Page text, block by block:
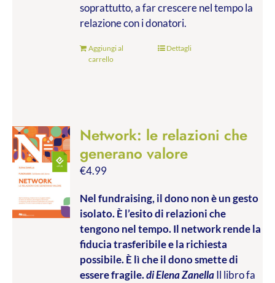
soprattutto, a far crescere nel tempo la
relazione con i donatori.
Aggiungi al
carrello
Dettagli
Network: le relazioni che
generano valore
€4.99
Nel fundraising, il dono non è un gesto
isolato. È l’esito di relazioni che
tengono nel tempo. Il network rende la
fiducia trasferibile e la richiesta
possibile. È lì che il dono smette di
essere fragile.di Elena ZanellaIl libro fa